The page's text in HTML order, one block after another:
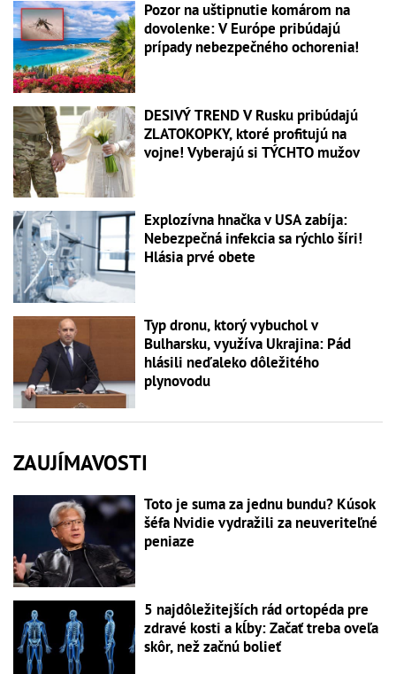
Pozor na uštipnutie komárom na
dovolenke: V Európe pribúdajú
prípady nebezpečného ochorenia!
DESIVÝ TREND V Rusku pribúdajú
ZLATOKOPKY, ktoré profitujú na
vojne! Vyberajú si TÝCHTO mužov
Explozívna hnačka v USA zabíja:
Nebezpečná infekcia sa rýchlo šíri!
Hlásia prvé obete
Typ dronu, ktorý vybuchol v
Bulharsku, využíva Ukrajina: Pád
hlásili neďaleko dôležitého
plynovodu
ZAUJÍMAVOSTI
Toto je suma za jednu bundu? Kúsok
šéfa Nvidie vydražili za neuveriteľné
peniaze
5 najdôležitejších rád ortopéda pre
zdravé kosti a kĺby: Začať treba oveľa
skôr, než začnú bolieť